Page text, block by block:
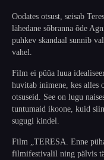
Oodates otsust, seisab
lähedane sõbranna õde
puhkev skandaal sunnib
vahel.
Film ei püüa luua
huvitab inimene, kes alles
otsuseid. See on lugu
tuntumaid ikoone, kuid
sugugi kindel.
Film „TERESA. Enne
filmifestivalil ning pälvis